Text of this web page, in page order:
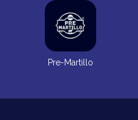
Pre-Martillo